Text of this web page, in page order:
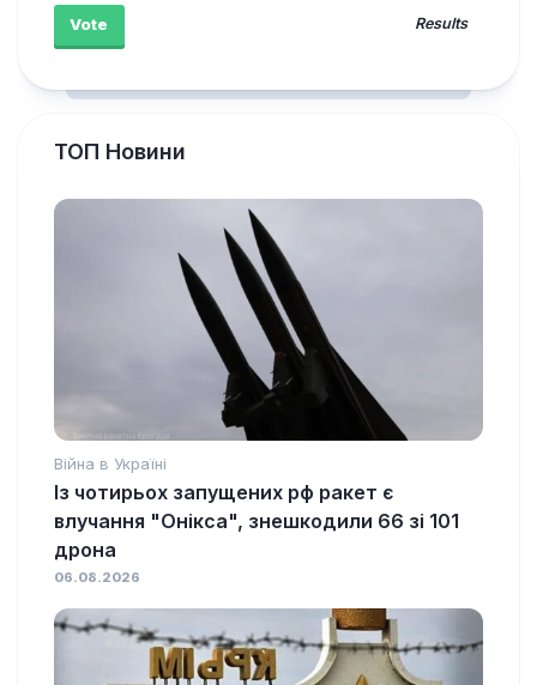
Results
ТОП Новини
Війна в Україні
Із чотирьох запущених рф ракет є
влучання "Онікса", знешкодили 66 зі 101
дрона
06.08.2026